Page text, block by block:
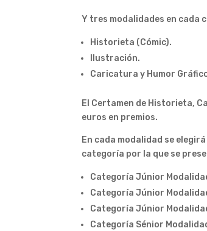
Y tres modalidades en cada
Historieta (Cómic).
Ilustración.
Caricatura y Humor
El Certamen de Historieta,
euros en premios.
En cada modalidad se
categoría por la que se
Categoría Júnior
Categoría Júnior
Categoría Júnior
Categoría Sénior